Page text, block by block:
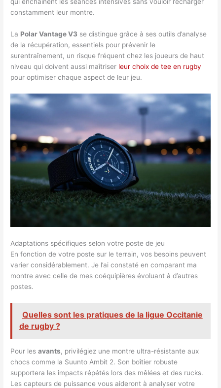
qui enchaînent les séances intensives sans vouloir recharger
constamment leur montre.
La Polar Vantage V3 se distingue grâce à ses outils d’analyse
de la récupération, essentiels pour prévenir le
surentraînement, un risque fréquent chez les joueurs de haut
niveau qui doivent aussi maîtriser leur choix de tee en rugby
pour optimiser chaque aspect de leur jeu.
Adaptations spécifiques selon votre poste de jeu
En fonction de votre poste sur le terrain, vos besoins peuvent
varier considérablement. Je l’ai constaté en comparant ma
montre avec celle de mes coéquipières évoluant à d’autres
postes.
Quelles sont les pratiques de la ligue Occitanie
de rugby ?
Pour lesavants, privilégiez une montre ultra-résistante aux
chocs comme la Suunto Ambit 2. Son boîtier robuste
supportera les impacts répétés lors des mêlées et des rucks.
Les capteurs de puissance vous aideront à analyser votre